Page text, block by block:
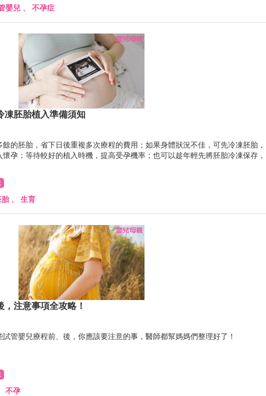
嬰兒 、 不孕症
凍胚胎植入準備須知
的胚胎，省下日後重複多次療程的費用；如果身體狀況不佳，可先冷凍胚胎，
孕；等待較好的植入時機，提高受孕機率；也可以趁年輕先將胚胎冷凍保存，
胎、 生育
，注意事項全攻略！
管嬰兒療程前、後，你應該要注意的事，醫師都幫媽媽們整理好了！
不孕